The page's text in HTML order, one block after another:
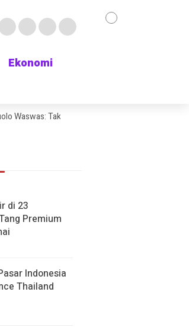
Ekonomi
Ekonomi
Tak Mau Kehilangan Bek Andalan
Berlari, Istana Malah Bilang:
di 23
Premium
Indonesia
Thailand